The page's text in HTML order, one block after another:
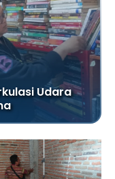
Udara